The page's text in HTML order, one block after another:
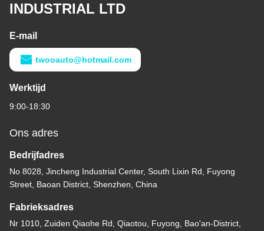
INDUSTRIAL LTD
E-mail
twooauto@hotmail.com
Werktijd
9:00-18:30
Ons adres
Bedrijfadres
No 8028, Jincheng Industrial Center, South Lixin Rd, Fuyong
Street, Baoan District, Shenzhen, China
Fabrieksadres
Nr 1010, Zuiden Qiaohe Rd, Qiaotou, Fuyong, Bao'an-District,